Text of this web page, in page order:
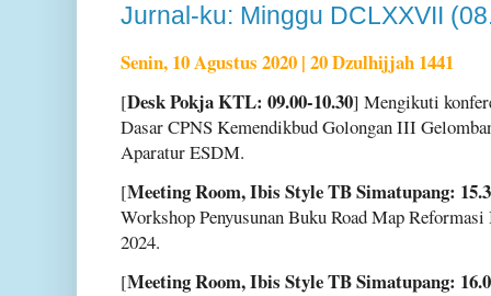
Jurnal-ku: Minggu DCLXXVII
Senin, 10 Agustus 2020 | 20 Dzulhijjah 1441
[Desk Pokja KTL: 09.00-10.30] Mengikuti
Dasar CPNS Kemendikbud Golongan III
Aparatur ESDM.
[Meeting Room, Ibis Style TB Simatupang:
Workshop Penyusunan Buku Road Map
2024.
[Meeting Room, Ibis Style TB Simatupang: